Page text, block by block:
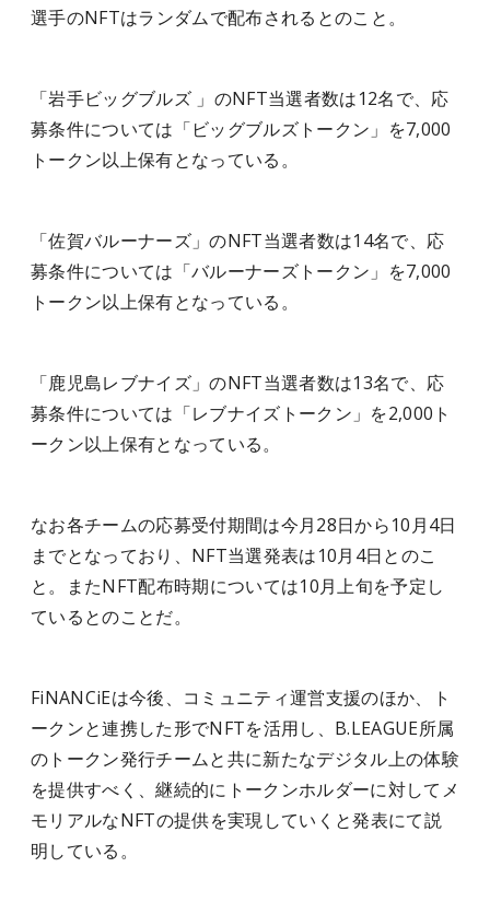
選手のNFTはランダムで配布されるとのこと。
「岩手ビッグブルズ 」のNFT当選者数は12名で、応
募条件については「ビッグブルズトークン」を7,000
トークン以上保有となっている。
「佐賀バルーナーズ」のNFT当選者数は14名で、応
募条件については「バルーナーズトークン」を7,000
トークン以上保有となっている。
「鹿児島レブナイズ」のNFT当選者数は13名で、応
募条件については「レブナイズトークン」を2,000ト
ークン以上保有となっている。
なお各チームの応募受付期間は今月28日から10月4日
までとなっており、NFT当選発表は10月4日とのこ
と。またNFT配布時期については10月上旬を予定し
ているとのことだ。
FiNANCiEは今後、コミュニティ運営支援のほか、ト
ークンと連携した形でNFTを活用し、B.LEAGUE所属
のトークン発行チームと共に新たなデジタル上の体験
を提供すべく、継続的にトークンホルダーに対してメ
モリアルなNFTの提供を実現していくと発表にて説
明している。